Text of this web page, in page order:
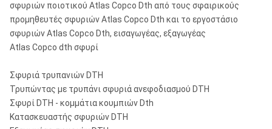
σφυριών ποιοτικού Atlas Copco Dth από τους σφαιρικούς
προμηθευτές σφυριών Atlas Copco Dth και το εργοστάσιο
σφυριών Atlas Copco Dth, εισαγωγέας, εξαγωγέας
Atlas Copco dth σφυρί
Σφυριά τρυπανιών DTH
Τρυπώντας με τρυπάνι σφυριά ανεφοδιασμού DTH
Σφυρί DTH - κομμάτια κουμπιών Dth
Κατασκευαστής σφυριών DTH